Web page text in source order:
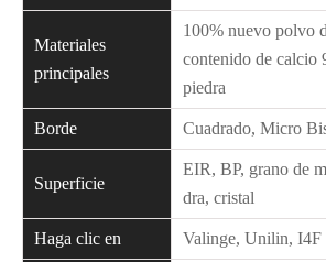
Materiales
principales
100% nuevo polvo
contenido de calcio
piedra
Borde Cuadrado, Micro
Superficie
EIR, BP, grano de
dra, cristal
Haga clic en Valinge, Unilin, I4F